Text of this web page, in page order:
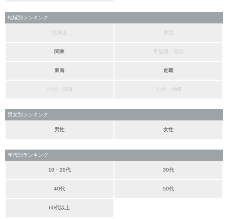
地域別ランキング
北海道 東北
関東 甲信越・北陸
東海 近畿
中国・四国 九州・沖縄
男女別ランキング
男性 女性
年代別ランキング
10・20代 30代
40代 50代
60代以上